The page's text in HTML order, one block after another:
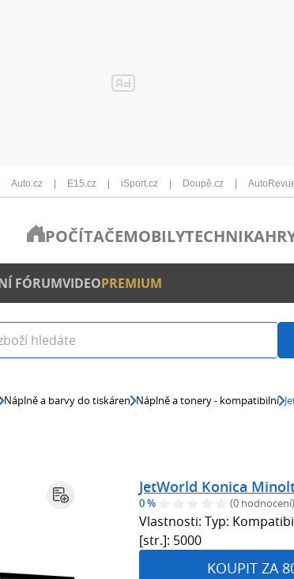
Auto.cz E15.cz iSport.cz Doupě.cz
POČÍTAČEMOBILYTECHNIKA
FÓRUMVIDEOPREMIUM
Náplně a barvy do tiskáren Náplně a tonery - kompatibilní
JetWorld Konica
0 % (0 hodnocení)
Vlastnosti: Typ:
[str.]: 5000
KOUPIT ZA